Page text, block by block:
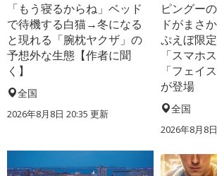
「もう寝るからね」ベッド
で待機する白猫→冬になる
と現れる「腕枕ヤクザ」の
予想外な生態【作者に聞
く】
全国
2026年8月8日 20:35 更新
ピングー
ドがまさ
ぷえぼ限
「スマホ
「フェイ
が登場
全国
2026年8月8